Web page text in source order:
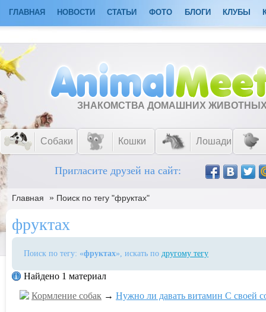
ГЛАВНАЯ НОВОСТИ СТАТЬИ ФОТО БЛОГИ КЛУБЫ
ЗНАКОМСТВА ДОМАШНИХ
Собаки Кошки Лошади
Пригласите друзей на сайт:
Главная » Поиск по тегу "фруктах"
фруктах
Поиск по тегу: «фруктах», искать по другому тегу
Найдено 1 материал
Кормление собак → Нужно ли давать витамин С своей